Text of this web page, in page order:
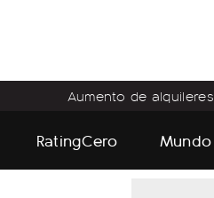
Aumento de alquileres
RatingCero Mundo